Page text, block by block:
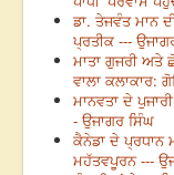
ਡਾ. ਤੇਜਵੰਤ ਮਾਨ
ਪ੍ਰਤੀਕ ---
ਮਾਤਾ ਗੁਜਰੀ ਅਤੇ
ਵਾਲਾ ਕਲਾਕਾਰ:
ਮਾਨਵਤਾ ਦੇ
- ਉਜਾਗਰ ਸਿੰਘ
ਕੈਨੇਡਾ ਦੇ ਪ੍ਰਧਾਨ
ਮਹੱਤਵਪੂਰਨ ---